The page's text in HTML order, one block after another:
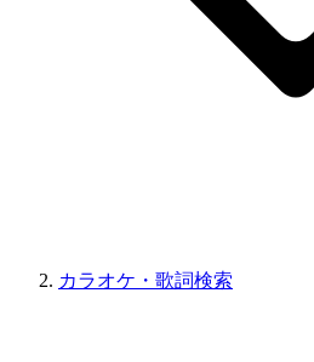
カラオケ・歌詞検索